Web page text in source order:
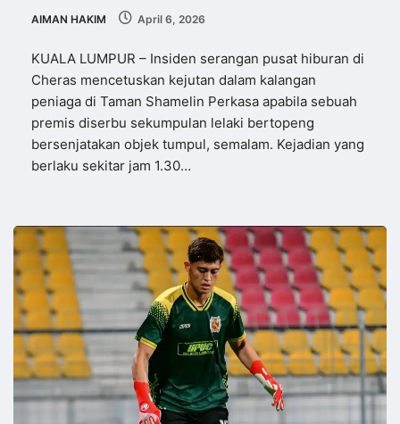
AIMAN HAKIM April 6, 2026
KUALA LUMPUR – Insiden serangan pusat hiburan di
Cheras mencetuskan kejutan dalam kalangan
peniaga di Taman Shamelin Perkasa apabila sebuah
premis diserbu sekumpulan lelaki bertopeng
bersenjatakan objek tumpul, semalam. Kejadian yang
berlaku sekitar jam 1.30…